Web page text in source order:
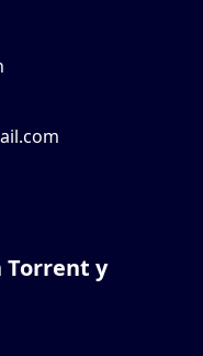
Torrent y